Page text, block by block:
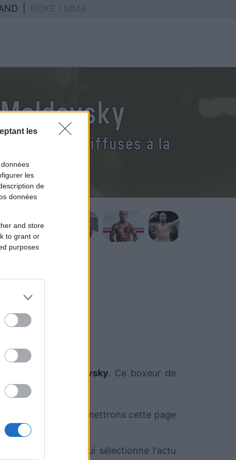
les
les
de
données
and store
to grant or
purposes
Moldavsky diffusés à la
de Valentin Moldavsky. Ce boxeur de
le moment. Nous mettrons cette page
RezoSport.com qui sélectionne l'actu